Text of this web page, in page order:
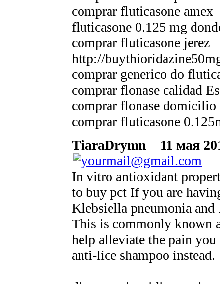
comprar fluticasone amex
fluticasone 0.125 mg
comprar fluticasone jerez
http://
comprar generico do
comprar flonase calidad
comprar flonase domicilio
comprar fluticasone
TiaraDrymn
11 мая
In vitro antioxidant
to buy pct If you are
Klebsiella pneumonia and
This is commonly known
help alleviate the pain
anti-lice shampoo instead.